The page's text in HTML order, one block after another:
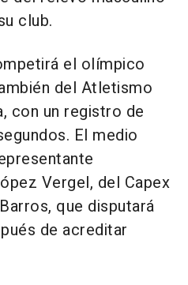
club.
el olímpico
del Atletismo
con un registro de
El medio
Vergel, del Capex
que disputará
de acreditar